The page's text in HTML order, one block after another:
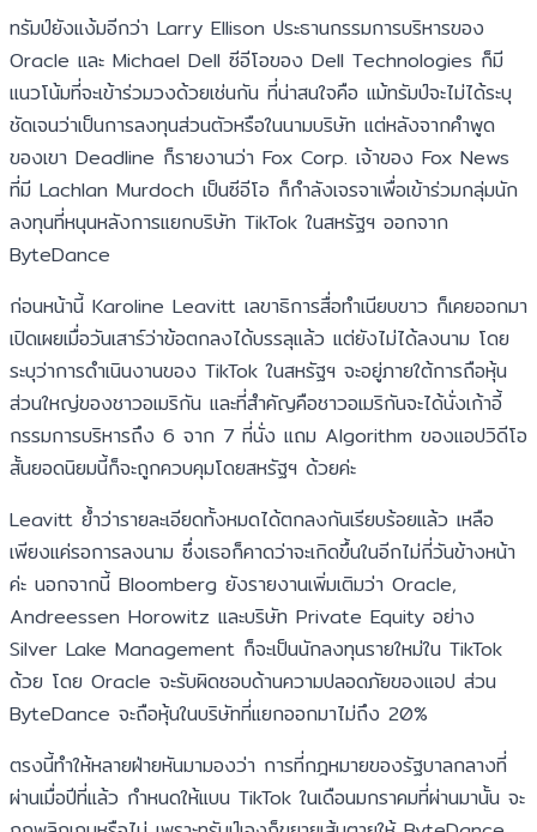
ทรัมป์ยังแง้มอีกว่า Larry Ellison ประธานกรรมการบริหารของ
Oracle และ Michael Dell ซีอีโอของ Dell Technologies ก็มี
แนวโน้มที่จะเข้าร่วมวงด้วยเช่นกัน ที่น่าสนใจคือ แม้ทรัมป์จะไม่ได้ระบุ
ชัดเจนว่าเป็นการลงทุนส่วนตัวหรือในนามบริษัท แต่หลังจากคำพูด
ของเขา Deadline ก็รายงานว่า Fox Corp. เจ้าของ Fox News
ที่มี Lachlan Murdoch เป็นซีอีโอ ก็กำลังเจรจาเพื่อเข้าร่วมกลุ่มนัก
ลงทุนที่หนุนหลังการแยกบริษัท TikTok ในสหรัฐฯ ออกจาก
ByteDance
ก่อนหน้านี้ Karoline Leavitt เลขาธิการสื่อทำเนียบขาว ก็เคยออกมา
เปิดเผยเมื่อวันเสาร์ว่าข้อตกลงได้บรรลุแล้ว แต่ยังไม่ได้ลงนาม โดย
ระบุว่าการดำเนินงานของ TikTok ในสหรัฐฯ จะอยู่ภายใต้การถือหุ้น
ส่วนใหญ่ของชาวอเมริกัน และที่สำคัญคือชาวอเมริกันจะได้นั่งเก้าอี้
กรรมการบริหารถึง 6 จาก 7 ที่นั่ง แถม Algorithm ของแอปวิดีโอ
สั้นยอดนิยมนี้ก็จะถูกควบคุมโดยสหรัฐฯ ด้วยค่ะ
Leavitt ย้ำว่ารายละเอียดทั้งหมดได้ตกลงกันเรียบร้อยแล้ว เหลือ
เพียงแค่รอการลงนาม ซึ่งเธอก็คาดว่าจะเกิดขึ้นในอีกไม่กี่วันข้างหน้า
ค่ะ นอกจากนี้ Bloomberg ยังรายงานเพิ่มเติมว่า Oracle,
Andreessen Horowitz และบริษัท Private Equity อย่าง
Silver Lake Management ก็จะเป็นนักลงทุนรายใหม่ใน TikTok
ด้วย โดย Oracle จะรับผิดชอบด้านความปลอดภัยของแอป ส่วน
ByteDance จะถือหุ้นในบริษัทที่แยกออกมาไม่ถึง 20%
ตรงนี้ทำให้หลายฝ่ายหันมามองว่า การที่กฎหมายของรัฐบาลกลางที่
ผ่านเมื่อปีที่แล้ว กำหนดให้แบน TikTok ในเดือนมกราคมที่ผ่านมานั้น จะ